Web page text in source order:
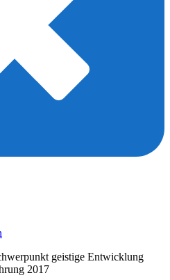
geistige Entwicklung
2017